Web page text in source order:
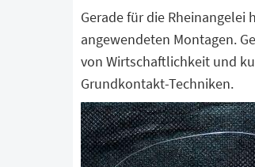
Gerade für die Rheinangelei
angewendeten Montagen.
von Wirtschaftlichkeit und
Grundkontakt-Techniken.